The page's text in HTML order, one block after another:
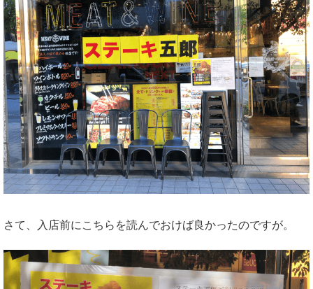
さて、入店前にこちらを読んでおけば良かったのですが。